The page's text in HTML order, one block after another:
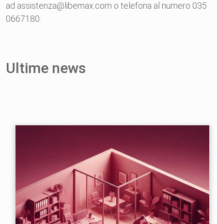
ad assistenza@libemax.com o telefona al numero 035
0667180.
Ultime news